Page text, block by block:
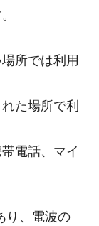
所では利用
た場所で利
電話、マイ
り、電波の